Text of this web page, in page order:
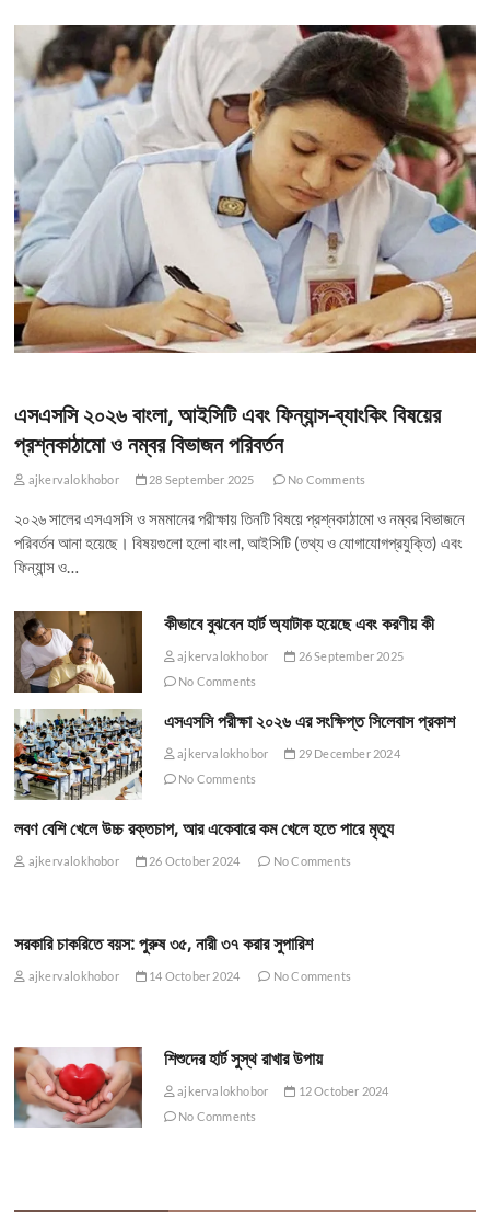
এসএসসি ২০২৬ বাংলা, আইসিটি এবং ফিন্যান্স-ব্যাংকিং বিষয়ের
প্রশ্নকাঠামো ও নম্বর বিভাজন পরিবর্তন
ajkervalokhobor 28 September 2025 No Comments
২০২৬ সালের এসএসসি ও সমমানের পরীক্ষায় তিনটি বিষয়ে প্রশ্নকাঠামো ও নম্বর বিভাজনে
পরিবর্তন আনা হয়েছে। বিষয়গুলো হলো বাংলা, আইসিটি (তথ্য ও যোগাযোগপ্রযুক্তি) এবং
ফিন্যান্স ও…
কীভাবে বুঝবেন হার্ট অ্যাটাক হয়েছে এবং করণীয় কী
ajkervalokhobor
26 September 2025
No Comments
এসএসসি পরীক্ষা ২০২৬ এর সংক্ষিপ্ত সিলেবাস প্রকাশ
ajkervalokhobor
29 December 2024
No Comments
লবণ বেশি খেলে উচ্চ রক্তচাপ, আর একেবারে কম খেলে হতে পারে মৃত্যু
ajkervalokhobor 26 October 2024 No Comments
সরকারি চাকরিতে বয়স: পুরুষ ৩৫, নারী ৩৭ করার সুপারিশ
ajkervalokhobor 14 October 2024 No Comments
শিশুদের হার্ট সুস্থ রাখার উপায়
ajkervalokhobor
12 October 2024
No Comments